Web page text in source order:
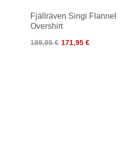
Fjällräven Singi Flannel
Overshirt
199,95 € 171,95 €